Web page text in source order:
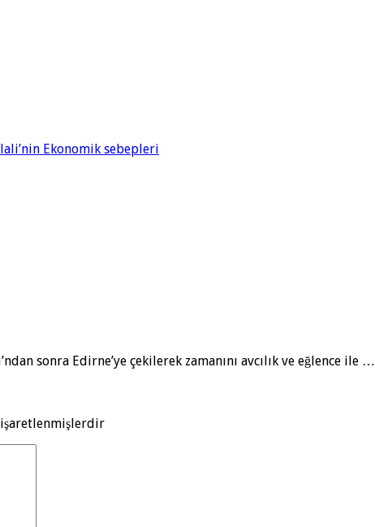
Ekonomik sebepleri
sonra Edirne’ye çekilerek zamanını avcılık ve eğlenc­e ile …